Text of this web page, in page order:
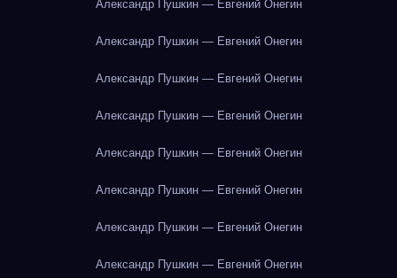
Александр Пушкин — Евгений Онегин
Александр Пушкин — Евгений Онегин
Александр Пушкин — Евгений Онегин
Александр Пушкин — Евгений Онегин
Александр Пушкин — Евгений Онегин
Александр Пушкин — Евгений Онегин
Александр Пушкин — Евгений Онегин
Александр Пушкин — Евгений Онегин